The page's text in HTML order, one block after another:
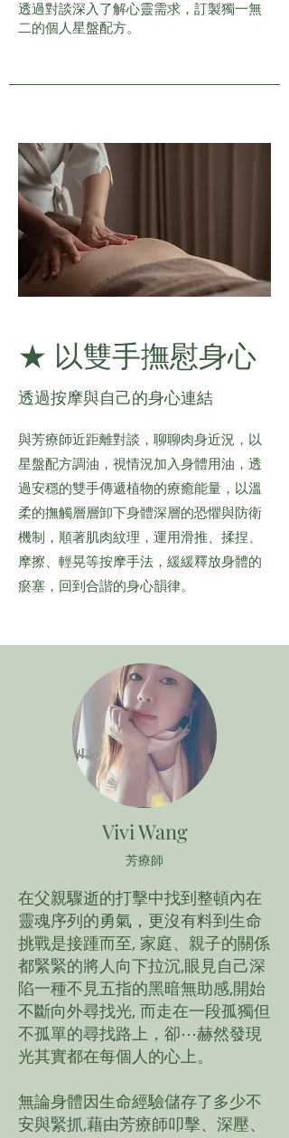
透過對談深入了解心靈需求，訂製獨一無
二的個人星盤配方。
★ 以雙手撫慰身心
​透過按摩與自己的身心連結
與芳療師近距離對談，聊聊肉身近況，以
星盤配方調油，視情況加入身體用油，透
過安穩的雙手傳遞植物的療癒能量，以溫
柔的撫觸層層卸下身體深層的恐懼與防衛
機制，順著肌肉紋理，運用滑推、揉捏、
摩擦、輕晃等按摩手法，緩緩釋放身體的
瘀塞，回到合諧的身心韻律。
在父親驟逝的打擊中找到整頓內在
靈魂序列的勇氣，更沒有料到生命
挑戰是接踵而至, 家庭、親子的關係
都緊緊的將人向下拉沉,眼見自己深
陷一種不見五指的黑暗無助感,開始
不斷向外尋找光, 而走在一段孤獨但
不孤單的尋找路上，卻⋯赫然發現
光其實都在每個人的心上。
無論身體因生命經驗儲存了多少不
安與緊抓,藉由芳療師叩擊、深壓、
Vivi Wang
​芳療師